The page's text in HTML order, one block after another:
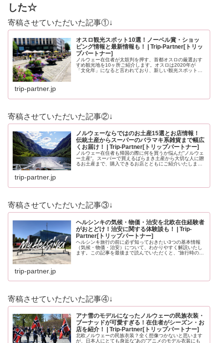
した☆
寄稿させていただいた記事①↓
オスロ観光スポット10選！ノーベル賞・ショッ
ピング情報と最新情報も！ | Trip-Partner[トリッ
プパートナー]
ノルウェー在住者が太鼓判を押す、首都オスロの厳選おす
すめ観光地を10ヶ所ご紹介します。オスロは2020年が
「文化年」になると言われており、新しい観光スポットも
trip-partner.jp
寄稿させていただいた記事②↓
ノルウェーならではのお土産15選とお店情報！
伝統土産からスーパーのバラマキ系雑貨まで幅広
くお届け！ | Trip-Partner[トリップパートナー]
ノルウェー在住者も帰国の際に何を買うか悩んだ”ノルウェ
ー土産”。スーパーで買えるばらまき土産から大切な人に贈
るお土産まで、購入できるお店とともにご紹介いたしま
trip-partner.jp
寄稿させていただいた記事③↓
ヘルシンキの気候・物価・治安を北欧在住経験者
がおとどけ！治安に関する体験談も！ | Trip-
Partner[トリップパートナー]
ヘルシンキ旅行の前に必ず知っておきたい3つの基本情報
（気候・物価・治安）について、わかりやすく解説いたし
ます。この記事を最後まで読んでいただくと、”旅行時の服
trip-partner.jp
寄稿させていただいた記事④↓
アナ雪のモデルになったノルウェーの民族衣装・
ブーナッドが可愛すぎる！在住者がシーズン・お
店を紹介！ | Trip-Partner[トリップパートナー]
北欧ノルウェーの民族衣装？全く想像つかないと思います
が、日本人にとても身近な”あの”アニメのモデル衣装にも